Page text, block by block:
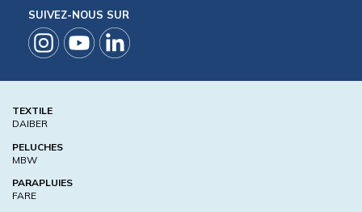
SUIVEZ-NOUS SUR
TEXTILE
DAIBER
PELUCHES
MBW
PARAPLUIES
FARE